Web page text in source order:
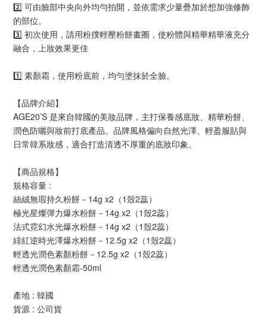
2️⃣ 可由臉部中央向外均勻拍開，並依需求少量疊加於想加強修飾
的部位。
3️⃣ 初次使用，請用粉撲輕壓粉餅畫圈，使粉體與精華精華液充分
融合，上妝效果更佳
1️⃣ 素顏霜，使用粉底前，均勻塗抹於全臉。
【品牌介紹】
AGE20’S 是來自韓國的美妝品牌，主打保養感底妝、精華粉餅、
潤色防曬與妝前打底產品。品牌風格偏向自然光澤、輕盈服貼與
日常韓系妝感，適合打造清透不厚重的底妝印象。
【商品規格】
規格容量 :
絲絨無瑕持久粉餅－14g x2（1殼2蕊）
極光星燦彈力爆水粉餅－14g x2（1殼2蕊）
法式霓幻水光爆水粉餅－14g x2（1殼2蕊）
緋紅逆時光澤爆水粉餅－12.5g x2（1殼2蕊）
輕透光潤色素顏粉餅－12.5g x2（1殼2蕊）
輕透光潤色素顏霜-50ml
產地 : 韓國
貨源 : 公司貨